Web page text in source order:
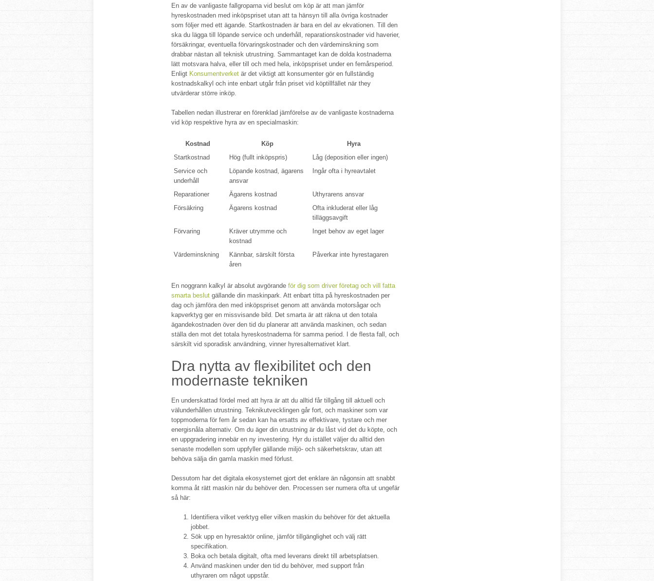
En av de vanligaste fallgroparna vid beslut om köp är att man jämför
hyreskostnaden med inköpspriset utan att ta hänsyn till alla övriga kostnader
som följer med ett ägande. Startkostnaden är bara en del av ekvationen. Till den
ska du lägga till löpande service och underhåll, reparationskostnader vid haverier,
försäkringar, eventuella förvaringskostnader och den värdeminskning som
drabbar nästan all teknisk utrustning. Sammantaget kan de dolda kostnaderna
lätt motsvara halva, eller till och med hela, inköpspriset under en femårsperiod.
Enligt Konsumentverket är det viktigt att konsumenter gör en fullständig
kostnadskalkyl och inte enbart utgår från priset vid köptillfället när they
utvärderar större inköp.
Tabellen nedan illustrerar en förenklad jämförelse av de vanligaste kostnaderna
vid köp respektive hyra av en specialmaskin:
Kostnad Köp
Hyra
Startkostnad
Hög (fullt inköpspris)
Låg (deposition eller ingen)
Service och
underhåll
Löpande kostnad, ägarens
ansvar
Ingår ofta i hyreavtalet
Reparationer Ägarens kostnad
Uthyrarens ansvar
Försäkring
Ägarens kostnad
Ofta inkluderat eller låg
tilläggsavgift
Förvaring
Kräver utrymme och
kostnad
Inget behov av eget lager
Värdeminskning
Kännbar, särskilt första
åren
Påverkar inte hyrestagaren
En noggrann kalkyl är absolut avgörande för dig som driver företag och vill fatta
smarta beslut gällande din maskinpark. Att enbart titta på hyreskostnaden per
dag och jämföra den med inköpspriset genom att använda motorsågar och
kapverktyg ger en missvisande bild. Det smarta är att räkna ut den totala
ägandekostnaden över den tid du planerar att använda maskinen, och sedan
ställa den mot det totala hyreskostnaderna för samma period. I de flesta fall, och
särskilt vid sporadisk användning, vinner hyresalternativet klart.
Dra nytta av flexibilitet och den
modernaste tekniken
En underskattad fördel med att hyra är att du alltid får tillgång till aktuell och
välunderhållen utrustning. Teknikutvecklingen går fort, och maskiner som var
toppmoderna för fem år sedan kan ha ersatts av effektivare, tystare och mer
energisnåla alternativ. Om du äger din utrustning är du låst vid det du köpte, och
en uppgradering innebär en ny investering. Hyr du istället väljer du alltid den
senaste modellen som uppfyller gällande miljö- och säkerhetskrav, utan att
behöva sälja din gamla maskin med förlust.
Dessutom har det digitala ekosystemet gjort det enklare än någonsin att snabbt
komma åt rätt maskin när du behöver den. Processen ser numera ofta ut ungefär
så här:
Identifiera vilket verktyg eller vilken maskin du behöver för det aktuella
jobbet.
Sök upp en hyresaktör online, jämför tillgänglighet och välj rätt
specifikation.
Boka och betala digitalt, ofta med leverans direkt till arbetsplatsen.
Använd maskinen under den tid du behöver, med support från
uthyraren om något uppstår.